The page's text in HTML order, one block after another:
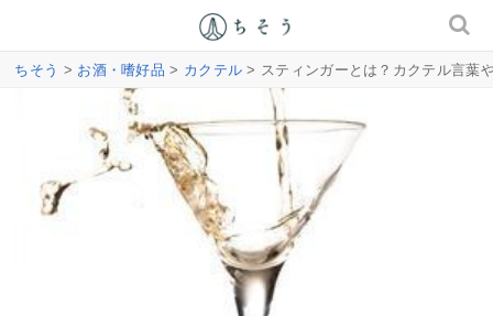
ちそう > お酒・嗜好品 > カクテル > スティンガーとは？カクテル言葉